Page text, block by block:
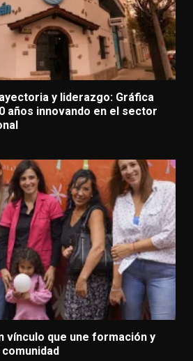
y liderazgo: Gráfica
años innovando en el sector
vínculo que une formación y